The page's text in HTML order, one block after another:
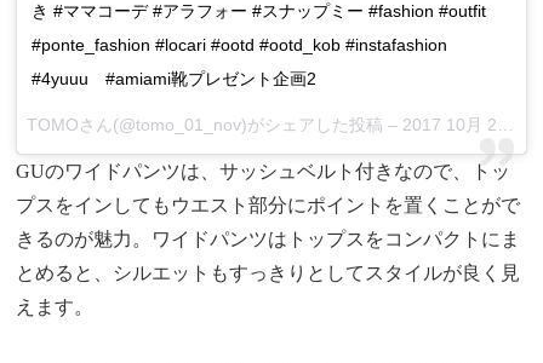
き #ママコーデ #アラフォー #スナップミー #fashion #outfit
#ponte_fashion #locari #ootd #ootd_kob #instafashion
#4yuuu #amiami靴プレゼント企画2
TOMOさん(@tomo_01_nov)がシェアした投稿 – 2017 10月 26 7:30午前 PDT
GUのワイドパンツは、サッシュベルト付きなので、トッ
プスをインしてもウエスト部分にポイントを置くことがで
きるのが魅力。ワイドパンツはトップスをコンパクトにま
とめると、シルエットもすっきりとしてスタイルが良く見
えます。